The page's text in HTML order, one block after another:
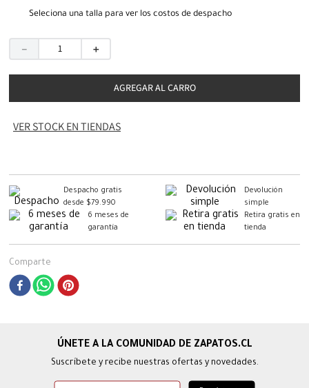
Seleciona una talla para ver los costos de despacho
＋
－
AGREGAR AL CARRO
VER STOCK EN TIENDAS
Despacho gratis
desde $79.990
Devolución
simple
6 meses de
garantía
Retira gratis en
tienda
Comparte
Suscríbete y recibe nuestras ofertas y novedades.